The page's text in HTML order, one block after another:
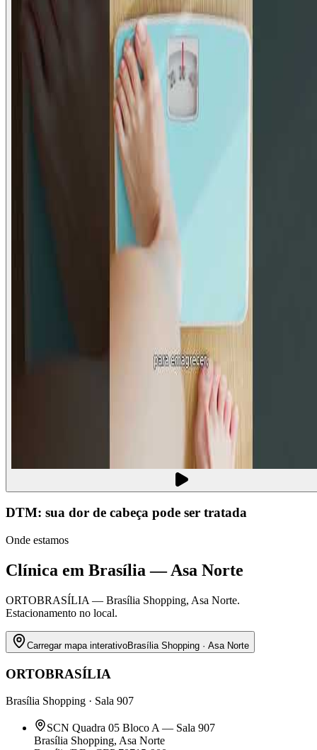
DTM: sua dor de cabeça pode ser tratada
Onde estamos
Clínica em Brasília — Asa Norte
ORTOBRASÍLIA — Brasília Shopping, Asa Norte.
Estacionamento no local.
Carregar mapa interativoBrasília Shopping · Asa Norte
ORTOBRASÍLIA
Brasília Shopping · Sala 907
SCN Quadra 05 Bloco A — Sala 907
Brasília Shopping, Asa Norte